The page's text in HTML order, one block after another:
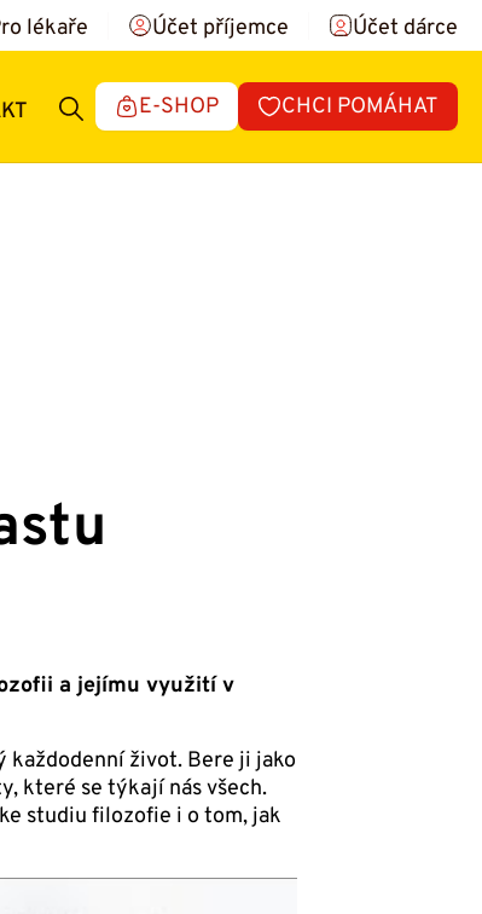
lékaře Účet příjemce Účet dárce
E-SHOP CHCI POMÁHAT
a jejímu využití v
život. Bere ji jako
které se týkají nás všech.
studiu filozofie i o tom, jak